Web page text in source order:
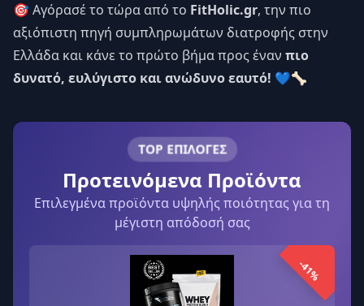
🎯 Αγόρασέ το τώρα από το FitHolic.gr, την πιο
αξιόπιστη πηγή συμπληρωμάτων διατροφής στην
Ελλάδα και κάνε το πρώτο βήμα προς έναν πιο
δυνατό, ευλύγιστο και ανώδυνο εαυτό! 💙🦴
TOP ΕΠΙΛΟΓΕΣ
Προτεινόμενα Προϊόντα
Επιλεγμένα προϊόντα υψηλής ποιότητας για τη
μέγιστη απόδοσή σας
-41%